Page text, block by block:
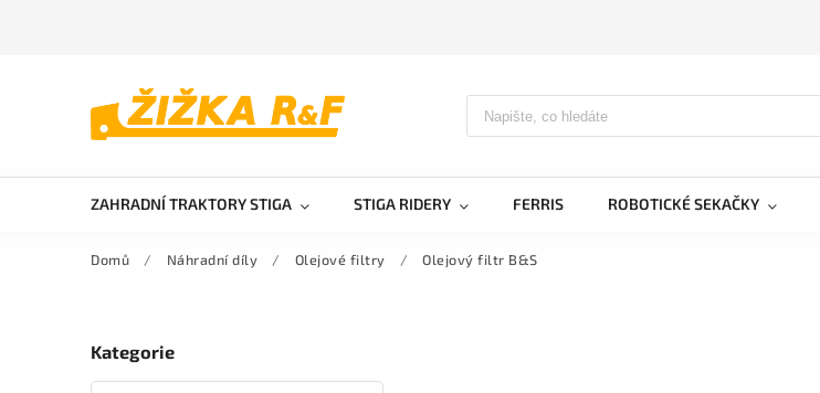
ZAHRADNÍ TRAKTORY STIGA STIGA RIDERY FERRIS ROBOTICKÉ SEKAČKY
Domů / Náhradní díly / Olejové filtry / Olejový filtr B&S
Kategorie